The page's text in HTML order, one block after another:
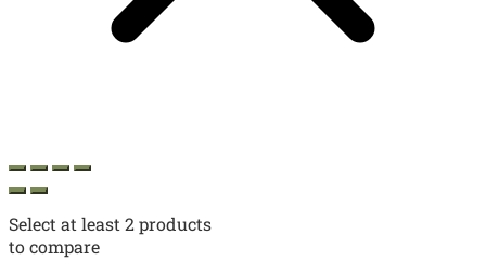
Select at least 2 products
to compare